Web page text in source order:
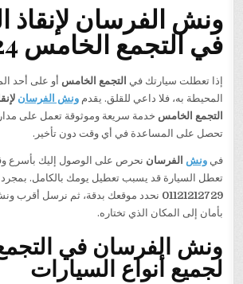
ونش الفرسان لإنقاذ
في التجمع الخامس 24 ساعة
إذا تعطلت سيارتك في التجمع الخامس أو على أحد
المحيطة به، فلا داعي للقلق. يقدمونش الفرسان
التجمع الخامس
تحصل على المساعدة في أي وقت دون تأخير.
فيونش الفرسان نحرص على الوصول إليك بأسرع
تعطل السيارة قد يسبب تعطيل يومك بالكامل.
01121212729 نحدد موقعك بدقة، ثم نرسل أقرب
بأمان إلى المكان الذي تختاره.
ونش الفرسان في
لجميع أنواع السيارات